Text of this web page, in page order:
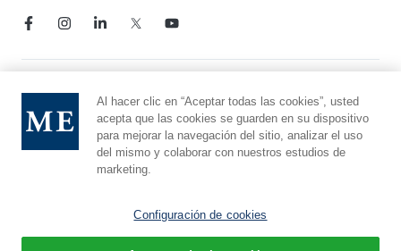
Aviso de prácticas de privacidad
Línea directa de cumplimiento
Denunciar maltrato
Preferencias de cookies
Al hacer clic en “Aceptar todas las cookies”, usted
acepta que las cookies se guarden en su dispositivo
para mejorar la navegación del sitio, analizar el uso
del mismo y colaborar con nuestros estudios de
marketing.
Configuración de cookies